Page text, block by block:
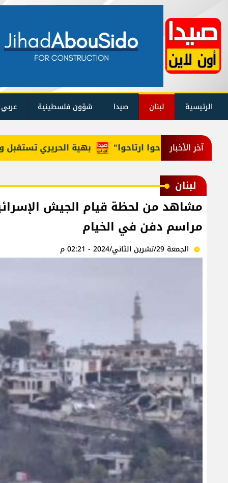
الرئيسية لبنان صيدا شؤون فلسطينية
آخر الأخبار بهية الحريري تستقبل "روحوا ارتاحوا"
لبنان
مشاهد من لحظة قيام الجيش
مراسم دفن في الخيام
الجمعة 29/تشرين الثاني/2024 - 02:21 م